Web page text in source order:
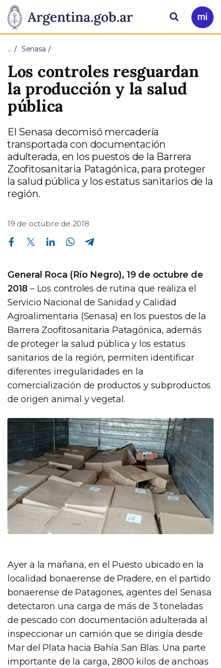
Presidencia
de
la
Nación
Pasar al contenido principal
Ir
a
Buscar
… Senasa
Los controles resguardan
la producción y la salud
pública
El Senasa decomisó mercadería
transportada con documentación
adulterada, en los puestos de la Barrera
Zoofitosanitaria Patagónica, para proteger
la salud pública y los estatus sanitarios de la
región.
19 de octubre de 2018
Compartir en Facebook Compartir en Twitter Compartir en Linkedin Compartir en Whatsapp
General Roca (Río Negro), 19 de octubre de
2018 – Los controles de rutina que realiza el
Servicio Nacional de Sanidad y Calidad
Agroalimentaria (Senasa) en los puestos de la
Barrera Zoofitosanitaria Patagónica, además
de proteger la salud pública y los estatus
sanitarios de la región, permiten identificar
diferentes irregularidades en la
comercialización de productos y subproductos
de origen animal y vegetal.
Ayer a la mañana, en el Puesto ubicado en la
localidad bonaerense de Pradere, en el partido
bonaerense de Patagones, agentes del Senasa
detectaron una carga de más de 3 toneladas
de pescado con documentación adulterada al
inspeccionar un camión que se dirigía desde
Mar del Plata hacia Bahía San Blas. Una parte
importante de la carga, 2800 kilos de anchoas